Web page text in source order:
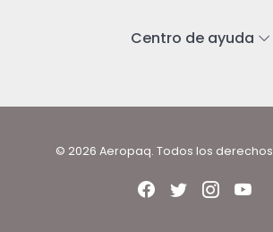
Centro de ayuda
© 2026 Aeropaq. Todos los